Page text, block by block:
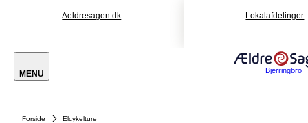
Aeldresagen.dk Lokalafdelinger
MENU Bjerringbro
Forside Elcykelture